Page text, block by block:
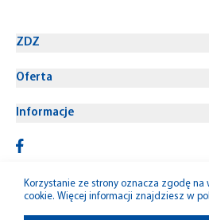
Korzystanie ze strony oznacza zgodę
cookie. Więcej informacji znajdziesz w
ZDZ
Oferta
Informacje